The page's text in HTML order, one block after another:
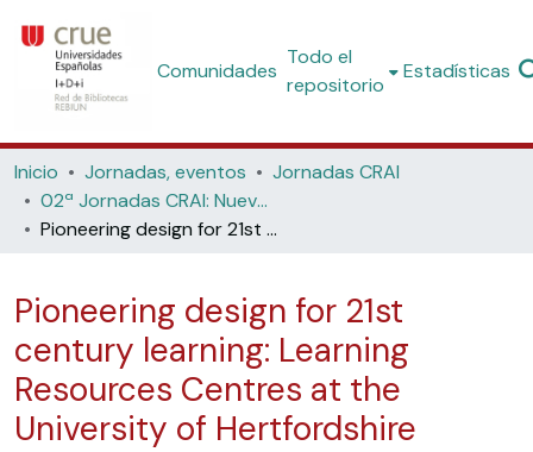
Comunidades
Todo el
repositorio
Estadísticas
Inicio Jornadas, eventos
Jornadas CRAI
02ª Jornadas CRAI: Nuevos espacios arquitectónicos para el apoyo a la innovación docente (Universidad de Deusto, 2004)
Pioneering design for 21st century learning: Learning Resources Centres at the University of Hertfordshire
Pioneering design for 21st
century learning: Learning
Resources Centres at the
University of Hertfordshire